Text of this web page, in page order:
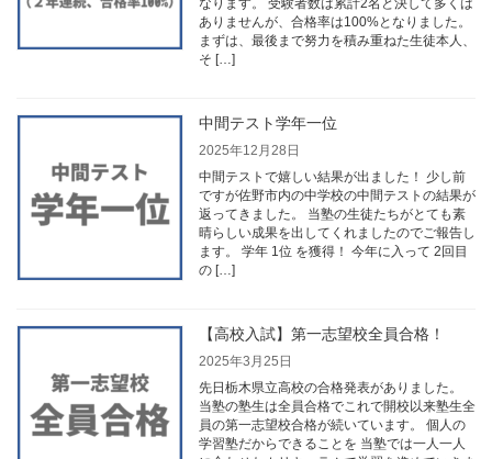
なります。 受験者数は累計2名と決して多くは
ありませんが、合格率は100%となりました。
まずは、最後まで努力を積み重ねた生徒本人、
そ […]
中間テスト学年一位
2025年12月28日
中間テストで嬉しい結果が出ました！ 少し前
ですが佐野市内の中学校の中間テストの結果が
返ってきました。 当塾の生徒たちがとても素
晴らしい成果を出してくれましたのでご報告し
ます。 学年 1位 を獲得！ 今年に入って 2回目
の […]
【高校入試】第一志望校全員合格！
2025年3月25日
先日栃木県立高校の合格発表がありました。
当塾の塾生は全員合格でこれで開校以来塾生全
員の第一志望校合格が続いています。 個人の
学習塾だからできることを 当塾では一人一人